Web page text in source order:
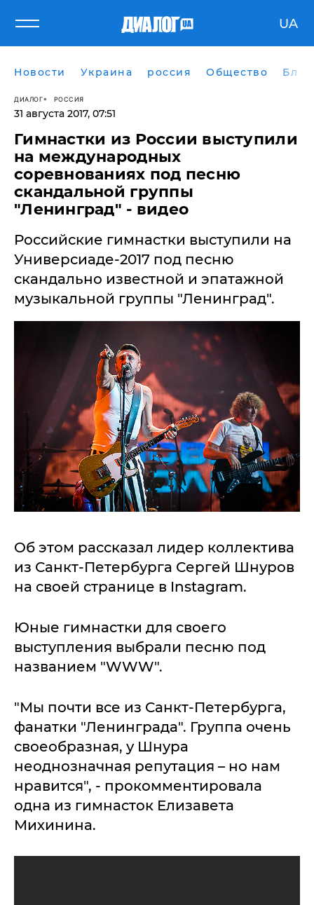
UA
Новости Украина россия Общество
ДИАЛОГ РОССИЯ
31 августа 2017, 07:51
Гимнастки из России выступили
на международных
соревнованиях под песню
скандальной группы
"Ленинград" - видео
Российские гимнастки выступили на
Универсиаде-2017 под песню
скандально известной и эпатажной
музыкальной группы "Ленинград".
Об этом рассказал лидер коллектива
из Санкт-Петербурга Сергей Шнуров
на своей странице в Instagram.
Юные гимнастки для своего
выступления выбрали песню под
названием "WWW".
"Мы почти все из Санкт-Петербурга,
фанатки "Ленинграда". Группа очень
своеобразная, у Шнура
неоднозначная репутация – но нам
нравится", - прокомментировала
одна из гимнасток Елизавета
Михинина.